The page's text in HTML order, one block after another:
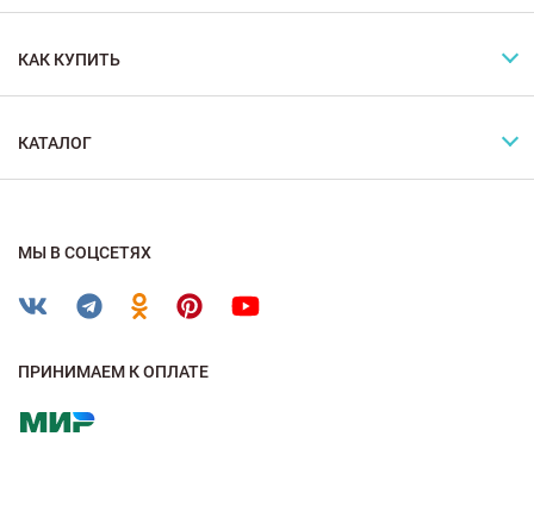
КАК КУПИТЬ
КАТАЛОГ
МЫ В СОЦСЕТЯХ
ПРИНИМАЕМ К ОПЛАТЕ